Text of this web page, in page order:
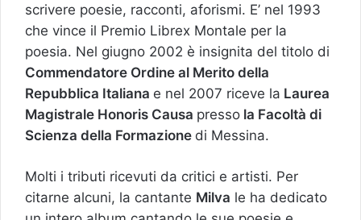
scrivere poesie, racconti, aforismi. E’ nel 1993
che vince il Premio Librex Montale per la
poesia. Nel giugno 2002 è insignita del titolo di
Commendatore Ordine al Merito della
Repubblica Italiana e nel 2007 riceve la Laurea
Magistrale Honoris Causa presso la Facoltà di
Scienza della Formazione di Messina.
Molti i tributi ricevuti da critici e artisti. Per
citarne alcuni, la cantante Milva le ha dedicato